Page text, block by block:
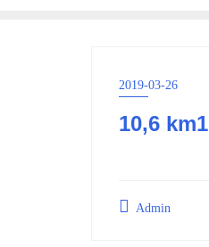
2019-03-26
10,6 km1
Admin